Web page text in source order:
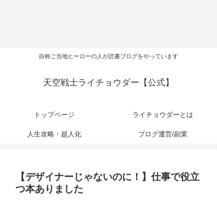
自称ご当地ヒーローの人が読書ブログをやっています
天空戦士ライチョウダー【公式】
トップページ ライチョウダーとは
人生攻略・超人化 ブログ運営/副業
【デザイナーじゃないのに！】仕事で役立
つ本ありました